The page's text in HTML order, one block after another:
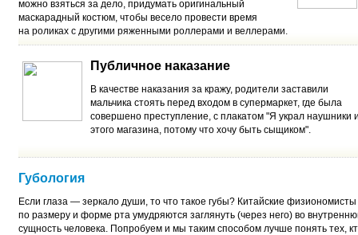
можно взяться за дело, придумать оригинальный
маскарадный костюм, чтобы весело провести время
на роликах с другими ряженными роллерами и веллерами.
Публичное наказание
В качестве наказания за кражу, родители заставили
мальчика стоять перед входом в супермаркет, где была
совершено преступление, с плакатом "Я украл наушники
этого магазина, потому что хочу быть сыщиком".
Губология
Если глаза — зеркало души, то что такое губы? Китайские физиономисты
по размеру и форме рта умудряются заглянуть (через него) во
сущность человека. Попробуем и мы таким способом лучше понять тех,